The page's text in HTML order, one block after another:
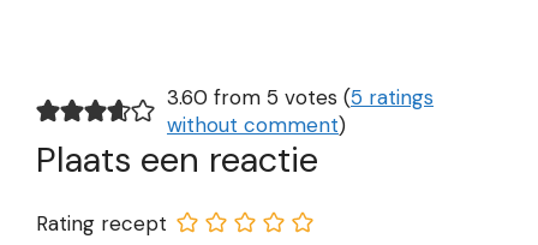
3.60 from 5 votes (5 ratings
without comment)
Plaats een reactie
Rating recept